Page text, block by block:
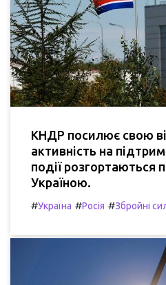
КНДР посилює свою
активність на
події розгортаються
Україною.
#Україна #Росія #Збройні